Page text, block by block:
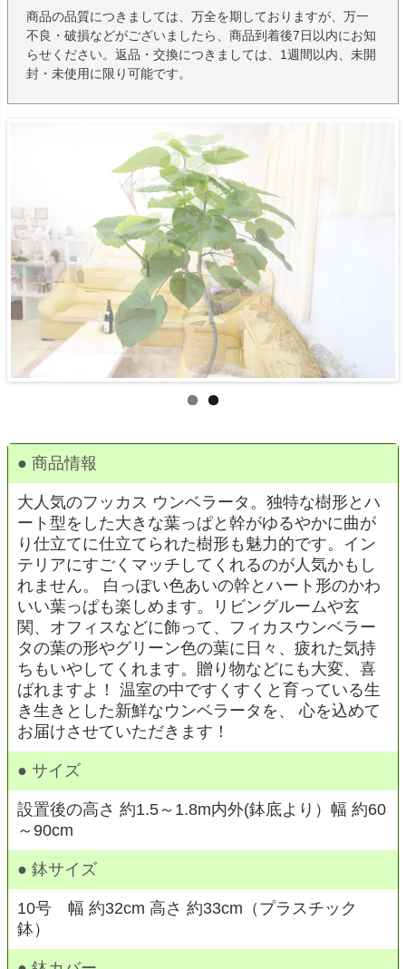
商品の品質につきましては、万全を期しておりますが、万一
不良・破損などがございましたら、商品到着後7日以内にお知
らせください。返品・交換につきましては、1週間以内、未開
封・未使用に限り可能です。
● 商品情報
大人気のフッカス ウンベラータ。独特な樹形とハ
ート型をした大きな葉っぱと幹がゆるやかに曲が
り仕立てに仕立てられた樹形も魅力的です。イン
テリアにすごくマッチしてくれるのが人気かもし
れません。 白っぽい色あいの幹とハート形のかわ
いい葉っぱも楽しめます。リビングルームや玄
関、オフィスなどに飾って、フィカスウンベラー
タの葉の形やグリーン色の葉に日々、疲れた気持
ちもいやしてくれます。贈り物などにも大変、喜
ばれますよ！ 温室の中ですくすくと育っている生
き生きとした新鮮なウンベラータを、 心を込めて
お届けさせていただきます！
● サイズ
設置後の高さ 約1.5～1.8m内外(鉢底より）幅 約60
～90cm
● 鉢サイズ
10号 幅 約32cm 高さ 約33cm（プラスチック
鉢）